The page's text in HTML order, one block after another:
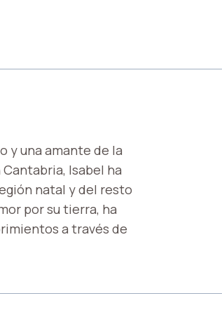
y una amante de la
Isabel ha
natal y del resto
por su tierra, ha
a través de